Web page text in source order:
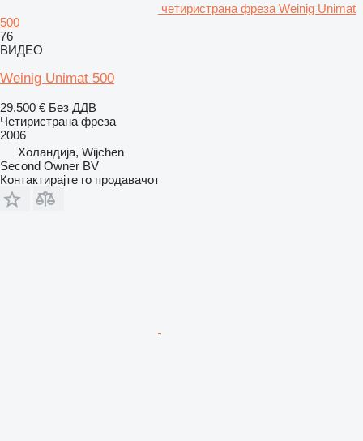
четиристрана фреза Weinig Unimat
500
76
ВИДЕО
Weinig Unimat 500
29.500 € Без ДДВ
Четиристрана фреза
2006
Холандија, Wijchen
Second Owner BV
Контактирајте го продавачот